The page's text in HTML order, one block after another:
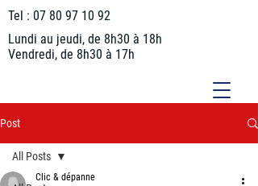
Tel : 07 80 97 10 92
Lundi au jeudi, de 8h30 à 18h
Vendredi, de 8h30 à 17h
Post
All Posts
Clic & dépanne